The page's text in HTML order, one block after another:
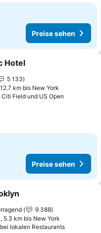
Preise sehen
hinzufügen
Hotel
5 133
km bis New York
Field und US Open
Preise sehen
hinzufügen
9 388
5.3 km bis New York
lokalen Restaurants